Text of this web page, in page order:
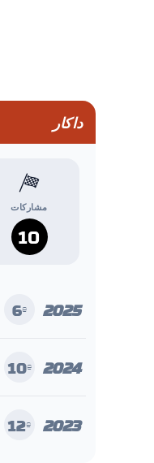
داكار
مشاركات
10
2025
6e
2024
10e
2023
12e